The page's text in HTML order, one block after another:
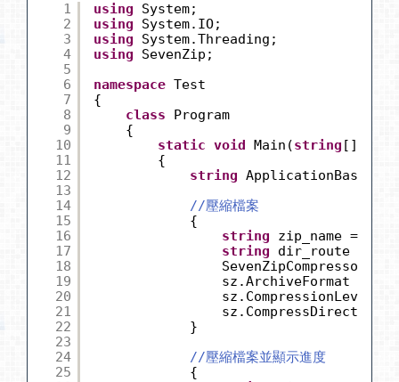
1
2
3
4
5
6
7
8
9
10
11
12
13
14
15
16
17
18
19
20
21
22
23
24
25
using
System;
using
System.IO;
using
System.Threading;
using
SevenZip;
namespace Test
{
class
Program
{
static void Main(string []
{
string ApplicationBase =
//壓縮檔案
{
string
zip_name =
string
dir_route =
SevenZipCompressor
sz.ArchiveFormat =
sz.CompressionLevel
}
//壓縮檔案並顯示進度
{